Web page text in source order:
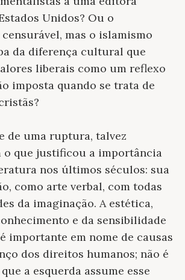
Unidos? Ou o
mas o islamismo
da diferença cultural que
liberais como um reflexo
imposta quando se trata de
de uma ruptura, talvez
o que justificou a importância
nos últimos séculos: sua
como arte verbal, com todas
da imaginação. A estética,
e da sensibilidade
importante em nome de causas
dos direitos humanos; não é
a esquerda assume esse